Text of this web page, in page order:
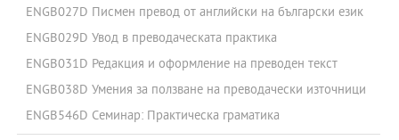
ENGB027D Писмен превод от английски на български език
ENGB029D Увод в преводаческата практика
ENGB031D Редакция и оформление на преводен текст
ENGB038D Умения за ползване на преводачески източници
ENGB546D Семинар: Практическа граматика